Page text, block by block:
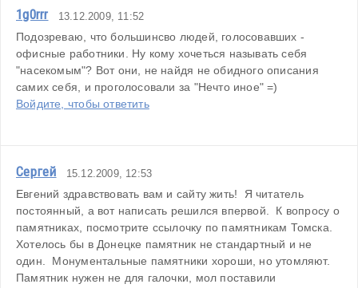
1g0rrr 13.12.2009, 11:52
Подозреваю, что большинсво людей, голосовавших -
офисные работники. Ну кому хочеться называть себя
"насекомым"? Вот они, не найдя не обидного описания
самих себя, и проголосовали за "Нечто иное" =)
Войдите, чтобы ответить
Сергей 15.12.2009, 12:53
Евгений здравствовать вам и сайту жить!  Я читатель
постоянный, а вот написать решился впервой.  К вопросу о
памятниках, посмотрите ссылочку по памятникам Томска.
Хотелось бы в Донецке памятник не стандартный и не
один.  Монументальные памятники хороши, но утомляют.
Памятник нужен не для галочки, мол поставили